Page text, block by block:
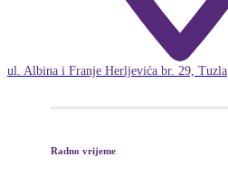
ul. Albina i Franje Herljevića br. 29, Tuzla
Radno vrijeme